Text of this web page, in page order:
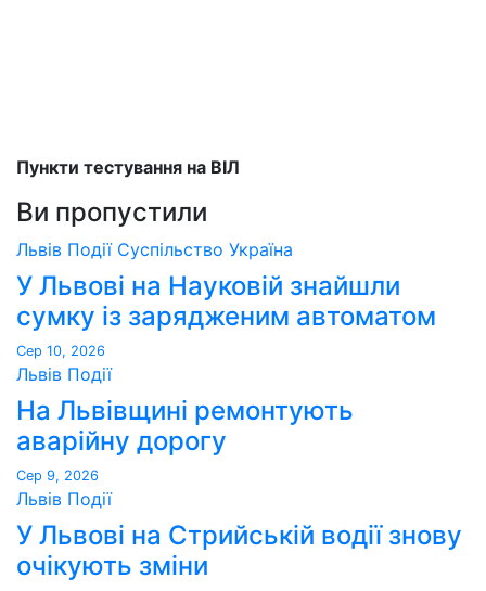
Пункти тестування на ВІЛ
Ви пропустили
Львів Події Суспільство Україна
У Львові на Науковій знайшли
сумку із зарядженим автоматом
Сер 10, 2026
Львів Події
На Львівщині ремонтують
аварійну дорогу
Сер 9, 2026
Львів Події
У Львові на Стрийській водії знову
очікують зміни